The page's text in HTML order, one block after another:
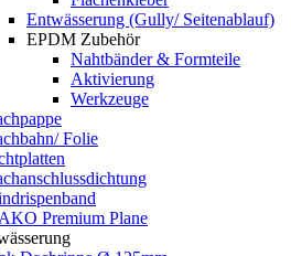
Entwässerung (Gully/ Seitenablauf)
EPDM Zubehör
Nahtbänder & Formteile
Aktivierung
Werkzeuge
Folie
Premium Plane